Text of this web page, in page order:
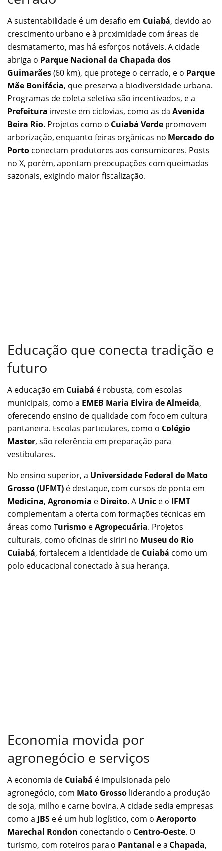
A sustentabilidade é um desafio em Cuiabá, devido ao
crescimento urbano e à proximidade com áreas de
desmatamento, mas há esforços notáveis. A cidade
abriga o Parque Nacional da Chapada dos
Guimarães(60 km), que protege o cerrado, e o Parque
Mãe Bonifácia, que preserva a biodiversidade urbana.
Programas de coleta seletiva são incentivados, e a
Prefeitura investe em ciclovias, como as da Avenida
Beira Rio. Projetos como o Cuiabá Verde promovem
arborização, enquanto feiras orgânicas no Mercado do
Porto conectam produtores aos consumidores. Posts
no X, porém, apontam preocupações com queimadas
sazonais, exigindo maior fiscalização.
Educação que conecta tradição e
futuro
A educação em Cuiabá é robusta, com escolas
municipais, como a EMEB Maria Elvira de Almeida,
oferecendo ensino de qualidade com foco em cultura
pantaneira. Escolas particulares, como o Colégio
Master, são referência em preparação para
vestibulares.
No ensino superior, a Universidade Federal de Mato
Grosso (UFMT) é destaque, com cursos de ponta em
Medicina, Agronomia e Direito. A Unic e o IFMT
complementam a oferta com formações técnicas em
áreas como Turismo eAgropecuária. Projetos
culturais, como oficinas de siriri no Museu do Rio
Cuiabá, fortalecem a identidade de Cuiabá como um
polo educacional conectado à sua herança.
Economia movida por
agronegócio e serviços
A economia de Cuiabá é impulsionada pelo
agronegócio, com Mato Grosso liderando a produção
de soja, milho e carne bovina. A cidade sedia empresas
como a JBS e é um hub logístico, com o Aeroporto
Marechal Rondon conectando o Centro-Oeste. O
turismo, com roteiros para o Pantanal e a Chapada,